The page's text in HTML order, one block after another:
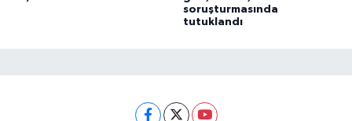
soruşturmasında
tutuklandı